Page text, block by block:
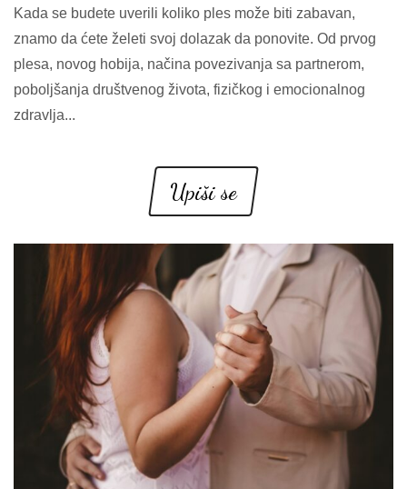
Kada se budete uverili koliko ples može biti zabavan,
znamo da ćete želeti svoj dolazak da ponovite. Od prvog
plesa, novog hobija, načina povezivanja sa partnerom,
poboljšanja društvenog života, fizičkog i emocionalnog
zdravlja...
Upiši se